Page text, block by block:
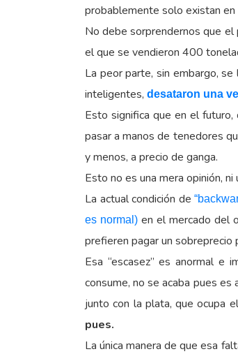
probablemente solo existan en
No debe sorprendernos que el
el que se vendieron 400
La peor parte, sin embargo,
inteligentes, desataron una
Esto significa que en el
pasar a manos de tenedores
y menos, a precio de ganga.
Esto no es una mera opinión, ni
La actual condición de
es normal)en el mercado del
prefieren pagar un sobreprecio
Esa “escasez” es anormal e
consume, no se acaba pues
junto con la plata, que ocupa
pues.
La única manera de que esa